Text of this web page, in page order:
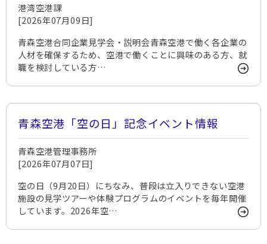
港湾空港課
[2026年07月09日]
青森空港合同企業見学会・説明会青森空港で働く各企業の
人材を確保するため、空港で働くことに興味のある方、就
職を検討している方…
青森空港「空の日」記念イベント情報
青森空港管理事務所
[2026年07月07日]
空の日（9月20日）にちなみ、普段は立入りできない空港
施設の見学ツアーや体験プログラムのイベントを毎年開催
しています。2026年空…